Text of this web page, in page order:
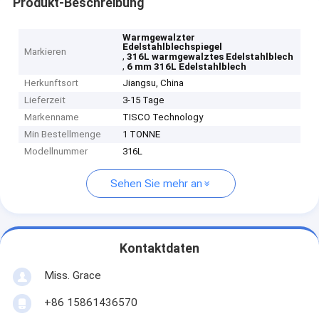
Markieren
Warmgewalzter
Edelstahlblechspiegel
,316L warmgewalztes Edelstahlblech
, 6 mm 316L Edelstahlblech
Herkunftsort
Jiangsu, China
Lieferzeit
3-15 Tage
Markenname
TISCO Technology
Min Bestellmenge
1 TONNE
Modellnummer
316L
Sehen Sie mehr an
Kontaktdaten
Miss. Grace
+86 15861436570